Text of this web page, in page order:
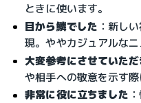
ときに使います。
目から鱗でした ：新し
現。ややカジュアルなニ
大変参考にさせていた
や相手への敬意を示す際
非常に役に立ちました